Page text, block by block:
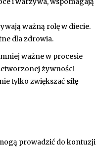
ważną rolę w diecie.
dla zdrowia.
ważne w procesie
żywności
tylko zwiększać siłę
prowadzić do kontuzji